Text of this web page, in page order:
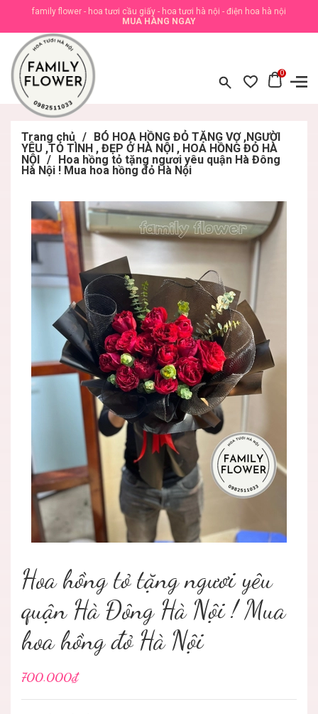
family flower - hoa tươi cầu giấy - hoa tươi hà nội - điện hoa hà nội
MUA HÀNG NGAY
0
Trang chủ / BÓ HOA HỒNG ĐỎ TẶNG VỢ ,NGƯỜI
YÊU ,TỎ TÌNH , ĐẸP Ở HÀ NỘI , HOA HỒNG ĐỎ HÀ
NỘI / Hoa hồng tỏ tặng ngươi yêu quận Hà Đông
Hà Nội ! Mua hoa hồng đỏ Hà Nội
Hoa hồng tỏ tặng ngươi yêu
quận Hà Đông Hà Nội ! Mua
hoa hồng đỏ Hà Nội
700.000₫